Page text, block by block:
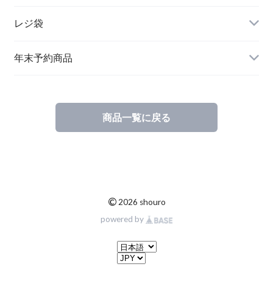
レジ袋
年末予約商品
商品一覧に戻る
© 2026 shouro
powered by